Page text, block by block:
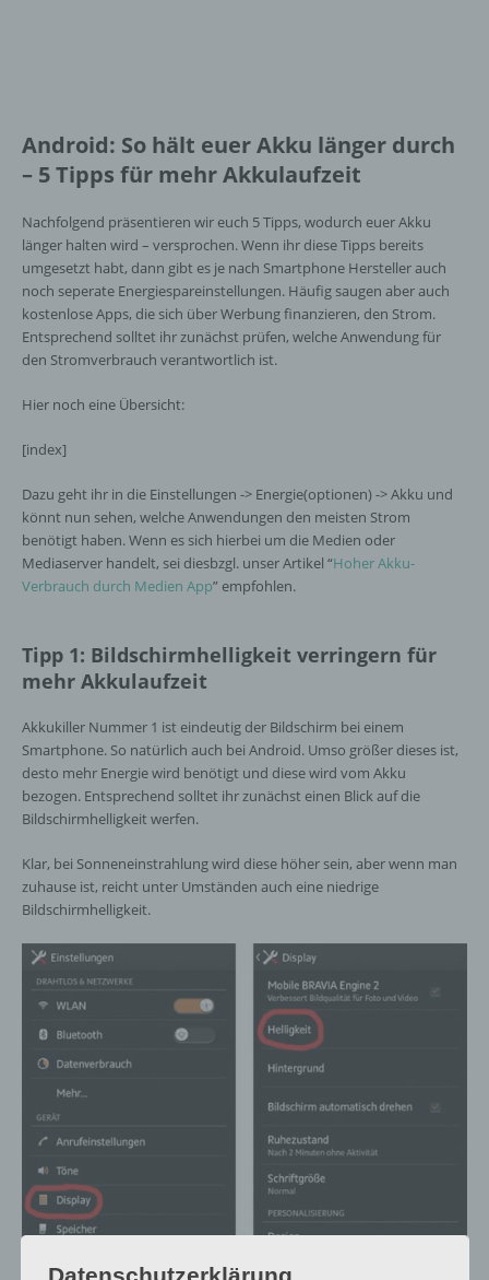
Android: So hält euer Akku länger durch
– 5 Tipps für mehr Akkulaufzeit
Nachfolgend präsentieren wir euch 5 Tipps, wodurch euer Akku
länger halten wird – versprochen. Wenn ihr diese Tipps bereits
umgesetzt habt, dann gibt es je nach Smartphone Hersteller auch
noch seperate Energiespareinstellungen. Häufig saugen aber auch
kostenlose Apps, die sich über Werbung finanzieren, den Strom.
Entsprechend solltet ihr zunächst prüfen, welche Anwendung für
den Stromverbrauch verantwortlich ist.
Hier noch eine Übersicht:
[index]
Dazu geht ihr in die Einstellungen -> Energie(optionen) -> Akku und
könnt nun sehen, welche Anwendungen den meisten Strom
benötigt haben. Wenn es sich hierbei um die Medien oder
Mediaserver handelt, sei diesbzgl. unser Artikel “Hoher Akku-
Verbrauch durch Medien App” empfohlen.
Tipp 1: Bildschirmhelligkeit verringern für
mehr Akkulaufzeit
Akkukiller Nummer 1 ist eindeutig der Bildschirm bei einem
Smartphone. So natürlich auch bei Android. Umso größer dieses ist,
desto mehr Energie wird benötigt und diese wird vom Akku
bezogen. Entsprechend solltet ihr zunächst einen Blick auf die
Bildschirmhelligkeit werfen.
Klar, bei Sonneneinstrahlung wird diese höher sein, aber wenn man
zuhause ist, reicht unter Umständen auch eine niedrige
Bildschirmhelligkeit.
Datenschutzerklärung